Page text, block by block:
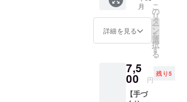
からで
も大丈
す！動
きやす
問題の
ない服
装でお
願いし
料を一
切使用
せずに
をお届
けしま
す。 で
きる限
い。 ＊
画像は
イメー
は４×５
センチ
です。
ト大】
農家さ
んの想
いとこ
まった
新鮮な
お野菜
を
月
詳細を見る
こ
の
リ
タ
ー
ン
を
選
択
す
る
7,5
00 円
残り5
【手づ